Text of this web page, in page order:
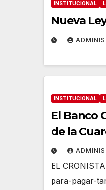
INSTITUCIONAL
Nueva
INSTITUCIONAL
El Banco
de la
EL
para-pagar-